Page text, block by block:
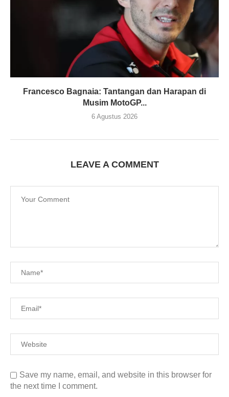
Francesco Bagnaia: Tantangan dan Harapan di
Musim MotoGP...
6 Agustus 2026
LEAVE A COMMENT
Save my name, email, and website in this browser for
the next time I comment.